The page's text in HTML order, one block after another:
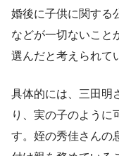
婚後に子供に関する
などが一切ないこと
選んだと考えられて
具体的には、三田明
り、実の子のように
す。姪の秀佳さんの